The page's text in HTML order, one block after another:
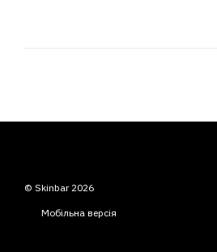
© Skinbar 2026
Мобільна версія